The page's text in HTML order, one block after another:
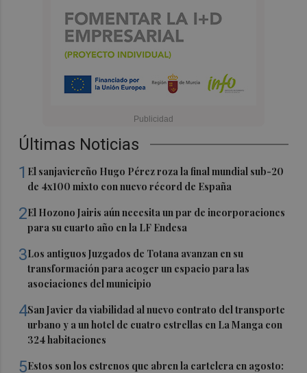
Últimas Noticias
1 El sanjaviereño Hugo Pérez roza la final mundial sub-20
de 4x100 mixto con nuevo récord de España
2El Hozono Jairis aún necesita un par de incorporaciones
para su cuarto año en la LF Endesa
3Los antiguos Juzgados de Totana avanzan en su
transformación para acoger un espacio para las
asociaciones del municipio
4San Javier da viabilidad al nuevo contrato del transporte
urbano y a un hotel de cuatro estrellas en La Manga con
324 habitaciones
5Estos son los estrenos que abren la cartelera en agosto: